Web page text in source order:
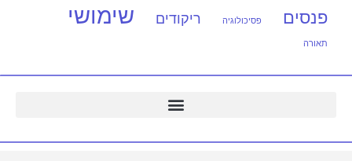
פנסים פסיכולוגיה ריקודים שימושי
תאורה